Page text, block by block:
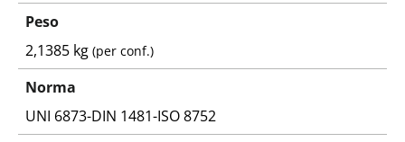
Peso
2,1385 kg(per conf.)
Norma
UNI 6873-DIN 1481-ISO 8752